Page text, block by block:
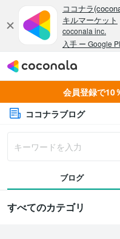
会員登録で10
ココナラブログ
ブログ
すべてのカテゴリ